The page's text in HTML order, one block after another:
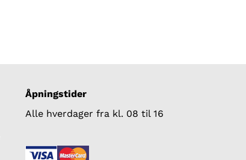
Åpningstider
Alle hverdager fra kl. 08 til 16